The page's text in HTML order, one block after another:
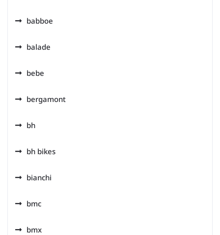
babboe
balade
bebe
bergamont
bh
bh bikes
bianchi
bmc
bmx